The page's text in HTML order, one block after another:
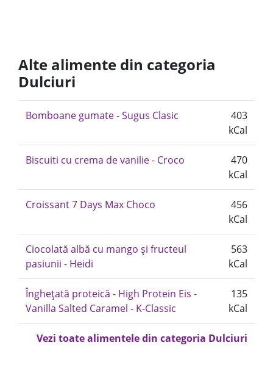
Alte alimente din categoria
Dulciuri
Bomboane gumate - Sugus Clasic
403
kCal
Biscuiti cu crema de vanilie - Croco
470
kCal
Croissant 7 Days Max Choco
456
kCal
Ciocolată albă cu mango și fructeul
pasiunii - Heidi
563
kCal
Înghețată proteică - High Protein Eis -
Vanilla Salted Caramel - K-Classic
135
kCal
Vezi toate alimentele din categoria Dulciuri